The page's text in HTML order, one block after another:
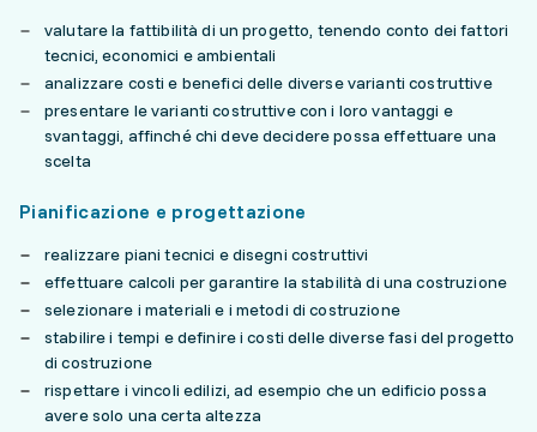
valutare la fattibilità di un progetto, tenendo conto dei fattori
tecnici, economici e ambientali
analizzare costi e benefici delle diverse varianti costruttive
presentare le varianti costruttive con i loro vantaggi e
svantaggi, affinché chi deve decidere possa effettuare una
scelta
Pianificazione e progettazione
realizzare piani tecnici e disegni costruttivi
effettuare calcoli per garantire la stabilità di una costruzione
selezionare i materiali e i metodi di costruzione
stabilire i tempi e definire i costi delle diverse fasi del progetto
di costruzione
rispettare i vincoli edilizi, ad esempio che un edificio possa
avere solo una certa altezza